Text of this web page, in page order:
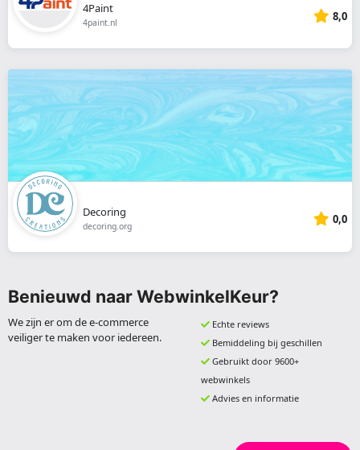
4Paint
4paint.nl 8,0
Decoring
decoring.org 0,0
Benieuwd naar WebwinkelKeur?
We zijn er om de e-commerce
veiliger te maken voor iedereen.
Echte reviews
Bemiddeling bij geschillen
Gebruikt door 9600+
webwinkels
Advies en informatie